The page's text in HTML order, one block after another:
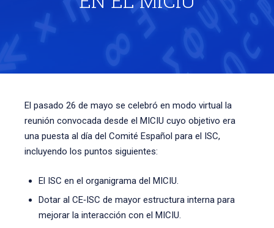
El pasado 26 de mayo se celebró en modo virtual la
reunión convocada desde el MICIU cuyo objetivo era
una puesta al día del Comité Español para el ISC,
incluyendo los puntos siguientes:
El ISC en el organigrama del MICIU.
Dotar al CE‐ISC de mayor estructura interna para
mejorar la interacción con el MICIU.